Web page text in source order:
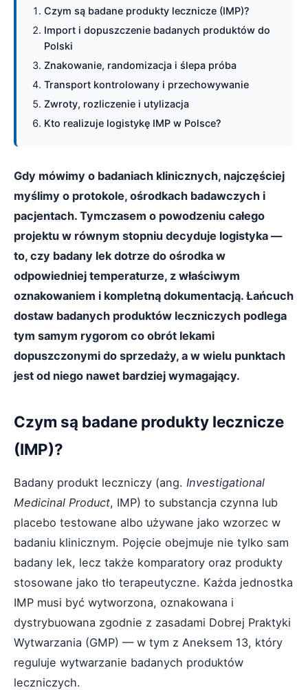
Czym są badane produkty lecznicze (IMP)?
Import i dopuszczenie badanych produktów do
Polski
Znakowanie, randomizacja i ślepa próba
Transport kontrolowany i przechowywanie
Zwroty, rozliczenie i utylizacja
Kto realizuje logistykę IMP w Polsce?
Gdy mówimy o badaniach klinicznych, najczęściej
myślimy o protokole, ośrodkach badawczych i
pacjentach. Tymczasem o powodzeniu całego
projektu w równym stopniu decyduje logistyka —
to, czy badany lek dotrze do ośrodka w
odpowiedniej temperaturze, z właściwym
oznakowaniem i kompletną dokumentacją. Łańcuch
dostaw badanych produktów leczniczych podlega
tym samym rygorom co obrót lekami
dopuszczonymi do sprzedaży, a w wielu punktach
jest od niego nawet bardziej wymagający.
Czym są badane produkty lecznicze
(IMP)?
Badany produkt leczniczy (ang. Investigational
Medicinal Product, IMP) to substancja czynna lub
placebo testowane albo używane jako wzorzec w
badaniu klinicznym. Pojęcie obejmuje nie tylko sam
badany lek, lecz także komparatory oraz produkty
stosowane jako tło terapeutyczne. Każda jednostka
IMP musi być wytworzona, oznakowana i
dystrybuowana zgodnie z zasadami Dobrej Praktyki
Wytwarzania (GMP) — w tym z Aneksem 13, który
reguluje wytwarzanie badanych produktów
leczniczych.